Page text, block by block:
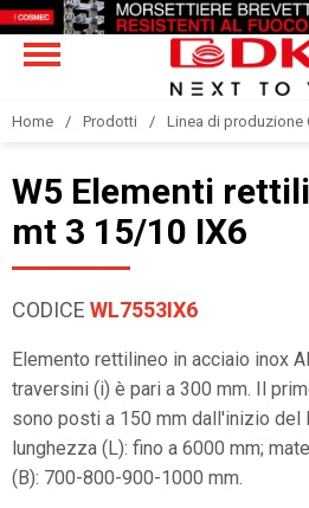
Home Prodotti Linea di produzione
W5 Elementi
mt 3 15/10 IX6
CODICE WL7553IX6
Elemento rettilineo in acciaio inox
traversini (i) è pari a 300 mm. Il
sono posti a 150 mm dall'inizio del
lunghezza (L): fino a 6000 mm;
(B): 700-800-900-1000 mm.